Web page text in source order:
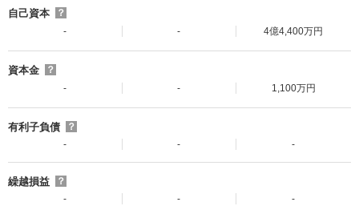
自己資本
？
-
- 4億4,400万円
資本金
？
-
- 1,100万円
有利子負債
？
-
- -
繰越損益
？
-
- -